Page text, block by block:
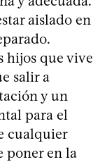
aislado en
hijos que vive
salir a
y un
para el
cualquier
poner en la